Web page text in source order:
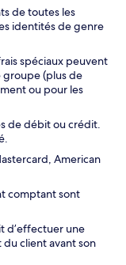
de toutes les
identités de genre
spéciaux peuvent
groupe (plus de
ou pour les
de débit ou crédit.
American
comptant sont
d’effectuer une
client avant son